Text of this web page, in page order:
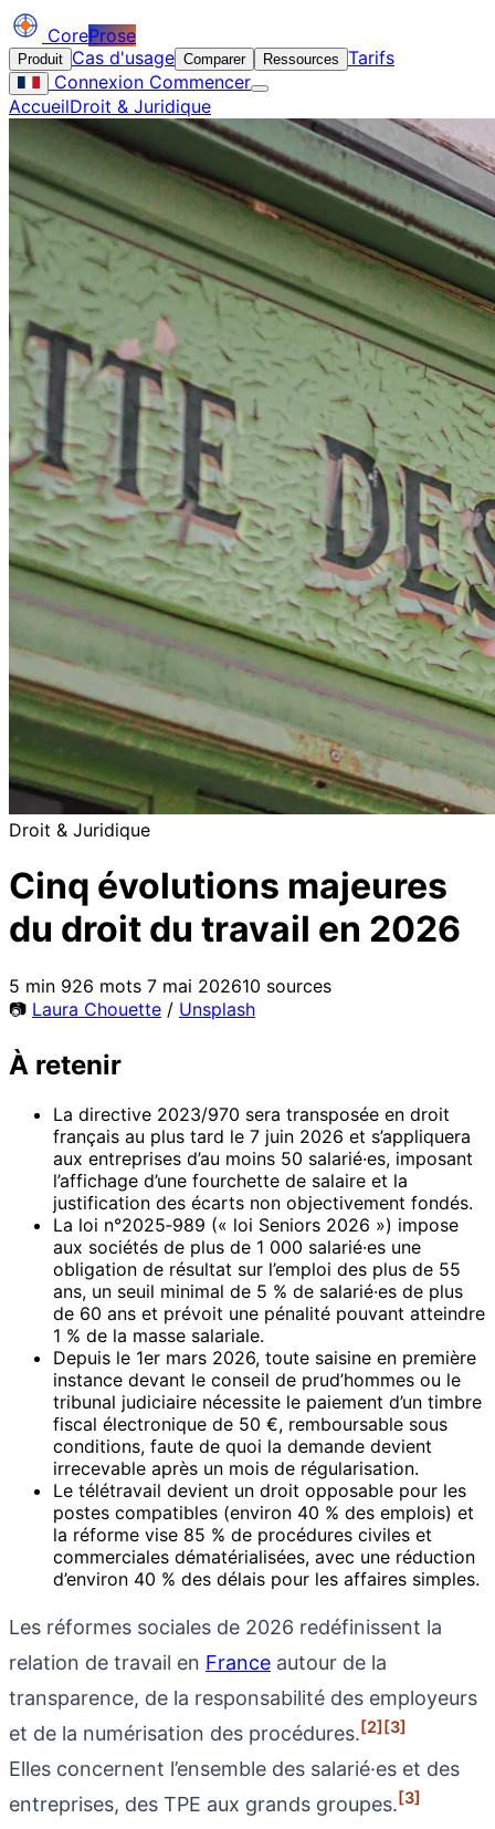
CoreProse
Produit Cas d'usage Comparer Ressources Tarifs
Connexion Commencer
AccueilDroit & Juridique
Droit & Juridique
Cinq évolutions majeures
du droit du travail en 2026
5 min 926 mots 7 mai 202610 sources
📷 Laura Chouette / Unsplash
À retenir
La directive 2023/970 sera transposée en droit
français au plus tard le 7 juin 2026 et s’appliquera
aux entreprises d’au moins 50 salarié·es, imposant
l’affichage d’une fourchette de salaire et la
justification des écarts non objectivement fondés.
La loi n°2025‑989 (« loi Seniors 2026 ») impose
aux sociétés de plus de 1 000 salarié·es une
obligation de résultat sur l’emploi des plus de 55
ans, un seuil minimal de 5 % de salarié·es de plus
de 60 ans et prévoit une pénalité pouvant atteindre
1 % de la masse salariale.
Depuis le 1er mars 2026, toute saisine en première
instance devant le conseil de prud’hommes ou le
tribunal judiciaire nécessite le paiement d’un timbre
fiscal électronique de 50 €, remboursable sous
conditions, faute de quoi la demande devient
irrecevable après un mois de régularisation.
Le télétravail devient un droit opposable pour les
postes compatibles (environ 40 % des emplois) et
la réforme vise 85 % de procédures civiles et
commerciales dématérialisées, avec une réduction
d’environ 40 % des délais pour les affaires simples.
Les réformes sociales de 2026 redéfinissent la
relation de travail en France autour de la
transparence, de la responsabilité des employeurs
et de la numérisation des procédures.[2][3]
Elles concernent l’ensemble des salarié·es et des
entreprises, des TPE aux grands groupes.[3]